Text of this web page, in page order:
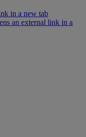
in a new tab
an external link in a